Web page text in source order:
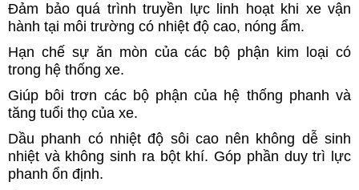
Đảm bảo quá trình truyền lực linh hoạt khi xe vận
hành tại môi trường có nhiệt độ cao, nóng ẩm.
Hạn chế sự ăn mòn của các bộ phận kim loại có
trong hệ thống xe.
Giúp bôi trơn các bộ phận của hệ thống phanh và
tăng tuổi thọ của xe.
Dầu phanh có nhiệt độ sôi cao nên không dễ sinh
nhiệt và không sinh ra bột khí. Góp phần duy trì lực
phanh ổn định.